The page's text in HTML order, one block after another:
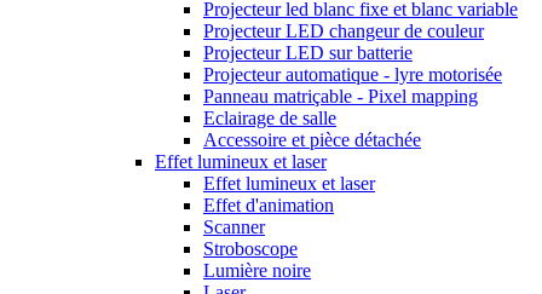
Projecteur led blanc fixe et blanc variable
Projecteur LED changeur de couleur
Projecteur LED sur batterie
Projecteur automatique - lyre motorisée
Panneau matriçable - Pixel mapping
Eclairage de salle
Accessoire et pièce détachée
Effet lumineux et laser
Effet lumineux et laser
Effet d'animation
Scanner
Stroboscope
Lumière noire